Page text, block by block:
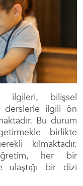
ilgileri, bilişsel
derslerle ilgili ön
Bu durum
birlikte
kılmaktadır.
öğretim, her bir
ulaştığı bir dizi